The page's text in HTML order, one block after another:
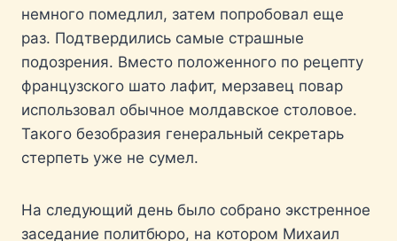
немного помедлил, затем попробовал еще
раз. Подтвердились самые страшные
подозрения. Вместо положенного по рецепту
французского шато лафит, мерзавец повар
использовал обычное молдавское столовое.
Такого безобразия генеральный секретарь
стерпеть уже не сумел.
На следующий день было собрано экстренное
заседание политбюро, на котором Михаил